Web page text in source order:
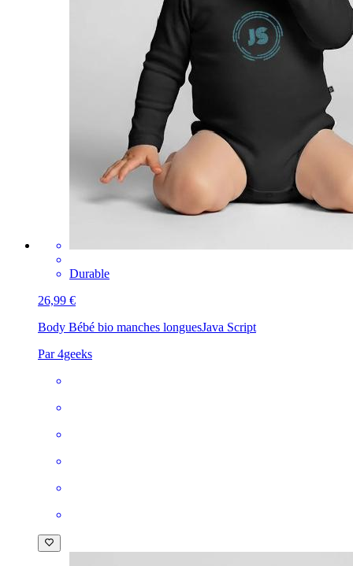
Durable
26,99 €
Body Bébé bio manches longuesJava Script
Par 4geeks